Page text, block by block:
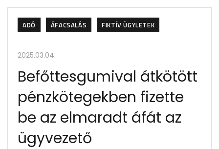
ADÓ ÁFACSALÁS FIKTÍV ÜGYLETEK
2025.03.04.
Befőttesgumival átkötött
pénzkötegekben fizette
be az elmaradt áfát az
ügyvezető